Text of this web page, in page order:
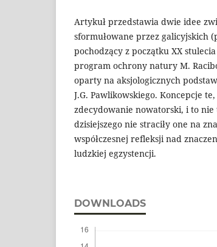
Artykuł przedstawia dwie idee
sformułowane przez galicyjskich
pochodzący z początku XX
program ochrony natury M.
oparty na aksjologicznych
J.G. Pawlikowskiego. Koncepcje
zdecydowanie nowatorski, i to
dzisiejszego nie straciły one na
współczesnej refleksji nad
ludzkiej egzystencji.
DOWNLOADS